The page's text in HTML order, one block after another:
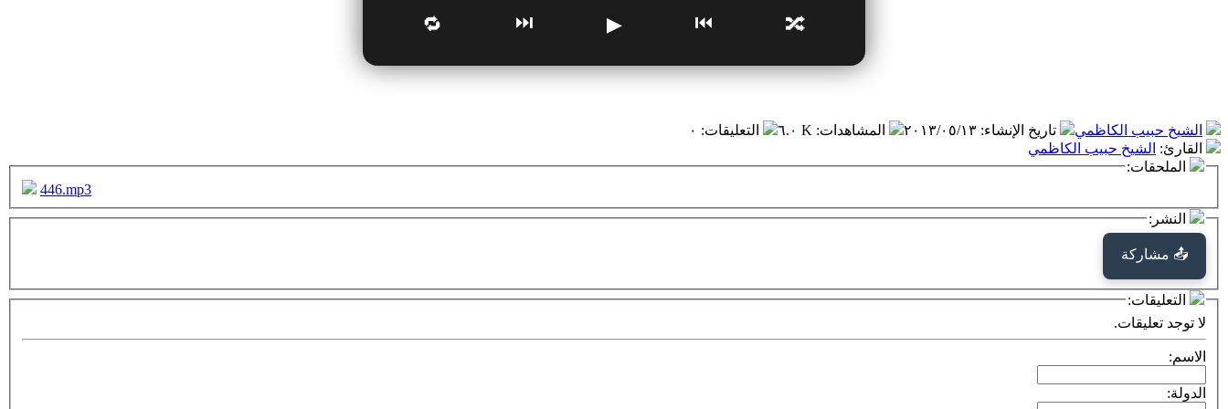
🔀
⏮
▶
⏭
🔁
الشيخ حبيب الكاظمي تاريخ الإنشاء: ٢٠١٣/٠٥/١٣ المشاهدات: ٦.٠ K التعليقات: ٠
القارئ: الشيخ حبيب الكاظمي
الملحقات:
446.mp3
النشر:
📤 مشاركة
التعليقات:
لا توجد تعليقات.
الاسم:
الدولة: